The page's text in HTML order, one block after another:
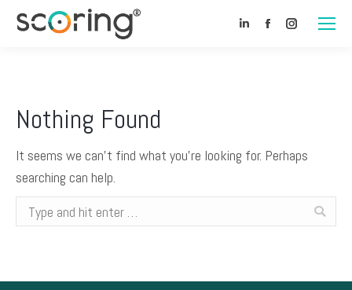
LinkedinFacebook
Instagram
Nothing Found
It seems we can’t find what you’re looking for. Perhaps
searching can help.
Search: